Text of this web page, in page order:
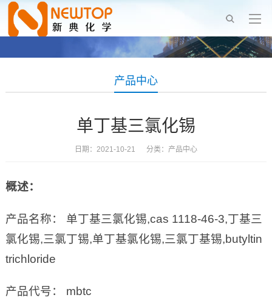
产品中心
单丁基三氯化锡
日期：2021-10-21 分类： 产品中心
概述：
产品名称： 单丁基三氯化锡,cas 1118-46-3,丁基三
氯化锡,三氯丁锡,单丁基氯化锡,三氯丁基锡,butyltin
trichloride
产品代号： mbtc